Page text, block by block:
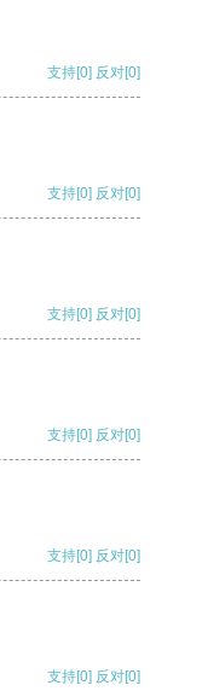
支持[0] 反对[0]
支持[0] 反对[0]
支持[0] 反对[0]
支持[0] 反对[0]
支持[0] 反对[0]
支持[0] 反对[0]